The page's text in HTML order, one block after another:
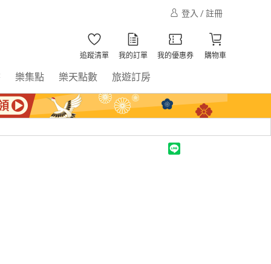
登入 / 註冊
追蹤清單 我的訂單 我的優惠券 購物車
樂集點 樂天點數 旅遊訂房